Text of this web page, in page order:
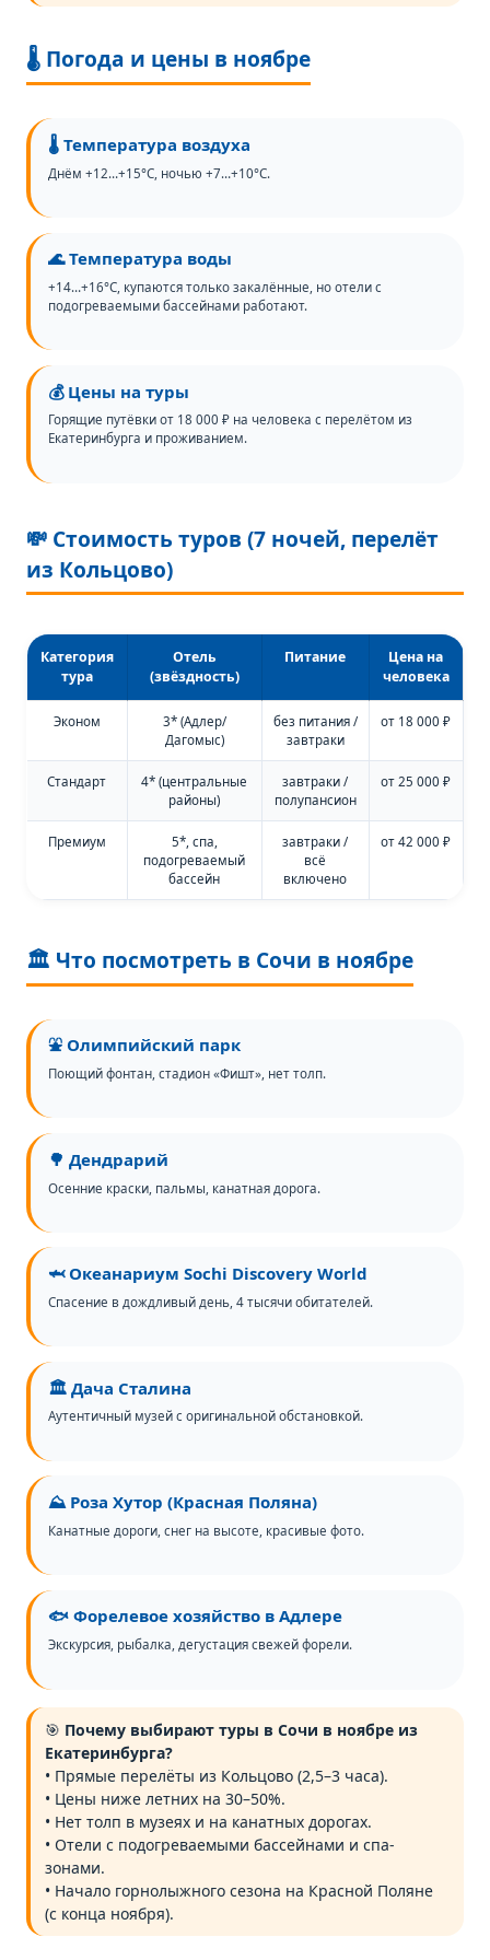
🌡️ Погода и цены в ноябре
🌡️ Температура воздуха
Днём +12…+15°C, ночью +7…+10°C.
🌊 Температура воды
+14…+16°C, купаются только закалённые, но отели с
подогреваемыми бассейнами работают.
💰 Цены на туры
Горящие путёвки от 18 000 ₽ на человека с перелётом из
Екатеринбурга и проживанием.
💸 Стоимость туров (7 ночей, перелёт
из Кольцово)
Категория
тура
Отель
(звёздность)
Питание
Цена на
человека
Эконом
3* (Адлер/
Дагомыс)
без питания /
завтраки
от 18 000 ₽
Стандарт
4* (центральные
районы)
завтраки /
полупансион
от 25 000 ₽
Премиум
5*, спа,
подогреваемый
бассейн
завтраки /
всё
включено
от 42 000 ₽
🏛️ Что посмотреть в Сочи в ноябре
⛲ Олимпийский парк
Поющий фонтан, стадион «Фишт», нет толп.
🌳 Дендрарий
Осенние краски, пальмы, канатная дорога.
🦈 Океанариум Sochi Discovery World
Спасение в дождливый день, 4 тысячи обитателей.
🏛️ Дача Сталина
Аутентичный музей с оригинальной обстановкой.
⛰️ Роза Хутор (Красная Поляна)
Канатные дороги, снег на высоте, красивые фото.
🐟 Форелевое хозяйство в Адлере
Экскурсия, рыбалка, дегустация свежей форели.
🎯 Почему выбирают туры в Сочи в ноябре из
Екатеринбурга?
• Прямые перелёты из Кольцово (2,5–3 часа).
• Цены ниже летних на 30–50%.
• Нет толп в музеях и на канатных дорогах.
• Отели с подогреваемыми бассейнами и спа-
зонами.
• Начало горнолыжного сезона на Красной Поляне
(с конца ноября).